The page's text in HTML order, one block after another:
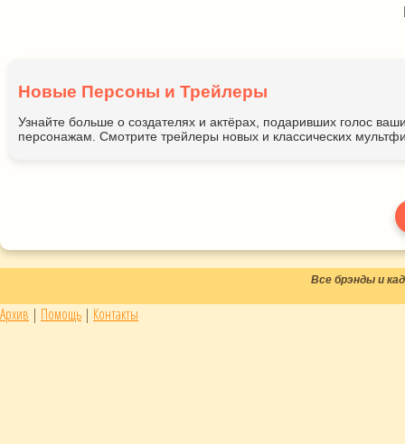
Новые Персоны и Трейлеры
Узнайте больше о создателях и актёрах, подаривших голос
персонажам. Смотрите трейлеры новых и классических
Все брэнды и
Архив | Помощь | Контакты